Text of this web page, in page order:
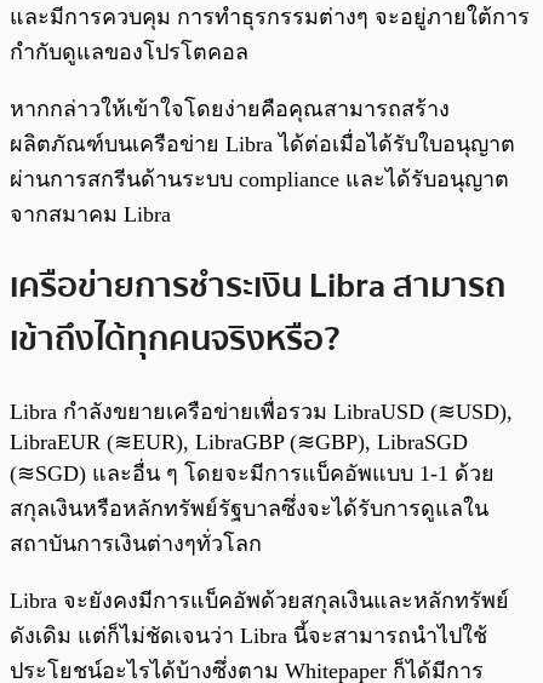
และมีการควบคุม การทำธุรกรรมต่างๆ จะอยู่ภายใต้การ
กำกับดูแลของโปรโตคอล
หากกล่าวให้เข้าใจโดยง่ายคือคุณสามารถสร้าง
ผลิตภัณฑ์บนเครือข่าย Libra ได้ต่อเมื่อได้รับใบอนุญาต
ผ่านการสกรีนด้านระบบ compliance และได้รับอนุญาต
จากสมาคม Libra
เครือข่ายการชำระเงิน Libra สามารถ
เข้าถึงได้ทุกคนจริงหรือ?
Libra กำลังขยายเครือข่ายเพื่อรวม LibraUSD (≋USD),
LibraEUR (≋EUR), LibraGBP (≋GBP), LibraSGD
(≋SGD) และอื่น ๆ โดยจะมีการแบ็คอัพแบบ 1-1 ด้วย
สกุลเงินหรือหลักทรัพย์รัฐบาลซึ่งจะได้รับการดูแลใน
สถาบันการเงินต่างๆทั่วโลก
Libra จะยังคงมีการแบ็คอัพด้วยสกุลเงินและหลักทรัพย์
ดังเดิม แต่ก็ไม่ชัดเจนว่า Libra นี้จะสามารถนำไปใช้
ประโยชน์อะไรได้บ้างซึ่งตาม Whitepaper ก็ได้มีการ